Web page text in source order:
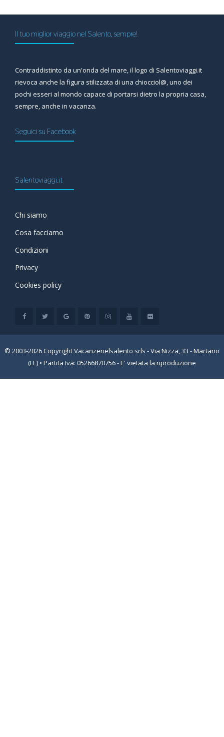
Il tuo miglior viaggio nel Salento, sempre!
Contraddistinto da un'onda del mare, il logo di Salentoviaggi.it
rievoca anche la figura stilizzata di una chiocciol@, uno dei
pochi esseri al mondo capace di portarsi dietro la propria casa,
sempre, anche in vacanza.
Seguici su Facebook
Salentoviaggi.it
Chi siamo
Cosa facciamo
Condizioni
Privacy
Cookies policy
© 2003-2026 Copyright Vacanzenelsalento srls - Via Nizza, 33 - Martano
(LE) • Partita Iva: 05266870756 - E' vietata la riproduzione